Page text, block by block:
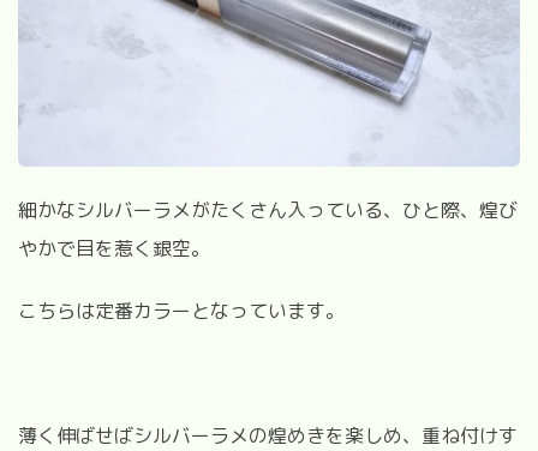
細かなシルバーラメがたくさん入っている、ひと際、煌び
やかで目を惹く銀空。
こちらは定番カラーとなっています。
薄く伸ばせばシルバーラメの煌めきを楽しめ、重ね付けす